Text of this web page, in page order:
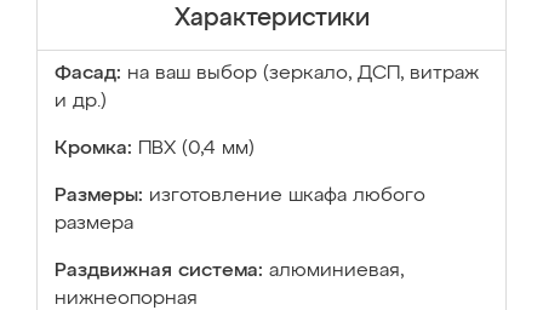
Характеристики
Фасад: на ваш выбор (зеркало, ДСП, витраж
и др.)
Кромка: ПВХ (0,4 мм)
Размеры: изготовление шкафа любого
размера
Раздвижная система: алюминиевая,
нижнеопорная